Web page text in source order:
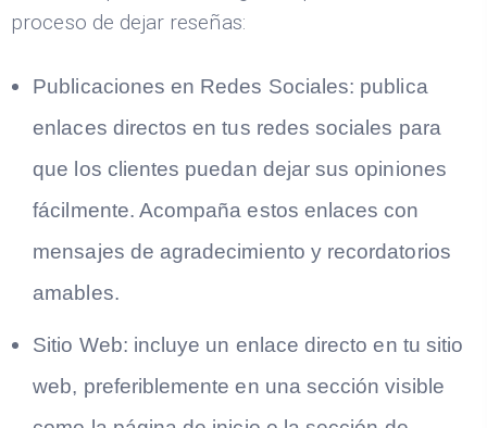
proceso de dejar reseñas:
Publicaciones en Redes Sociales: publica
enlaces directos en tus redes sociales para
que los clientes puedan dejar sus opiniones
fácilmente. Acompaña estos enlaces con
mensajes de agradecimiento y recordatorios
amables.
Sitio Web: incluye un enlace directo en tu sitio
web, preferiblemente en una sección visible